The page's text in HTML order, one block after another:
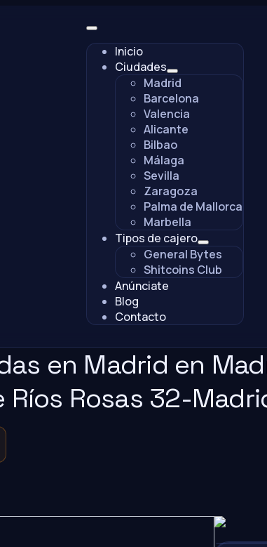
Inicio
Ciudades
Madrid
Barcelona
Valencia
Alicante
Bilbao
Málaga
Sevilla
Zaragoza
Palma de Mallorca
Marbella
Tipos de cajero
General Bytes
Shitcoins Club
Anúnciate
Blog
Contacto
en Madrid en
Ríos Rosas 32-